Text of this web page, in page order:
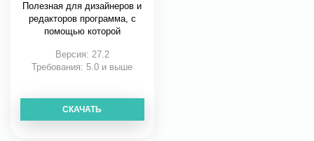
Полезная для дизайнеров и
редакторов программа, с
помощью которой
Версия: 27.2
Требования: 5.0 и выше
СКАЧАТЬ